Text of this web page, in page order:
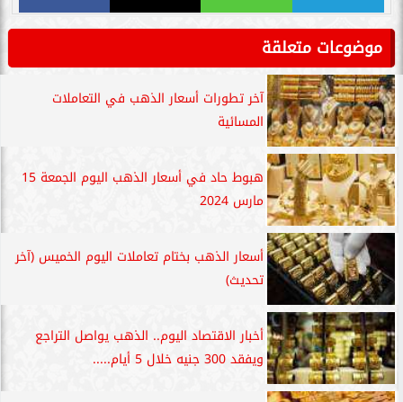
موضوعات متعلقة
آخر تطورات أسعار الذهب في التعاملات
المسائية
هبوط حاد في أسعار الذهب اليوم الجمعة 15
مارس 2024
أسعار الذهب بختام تعاملات اليوم الخميس (آخر
تحديث)
أخبار الاقتصاد اليوم.. الذهب يواصل التراجع
ويفقد 300 جنيه خلال 5 أيام.....